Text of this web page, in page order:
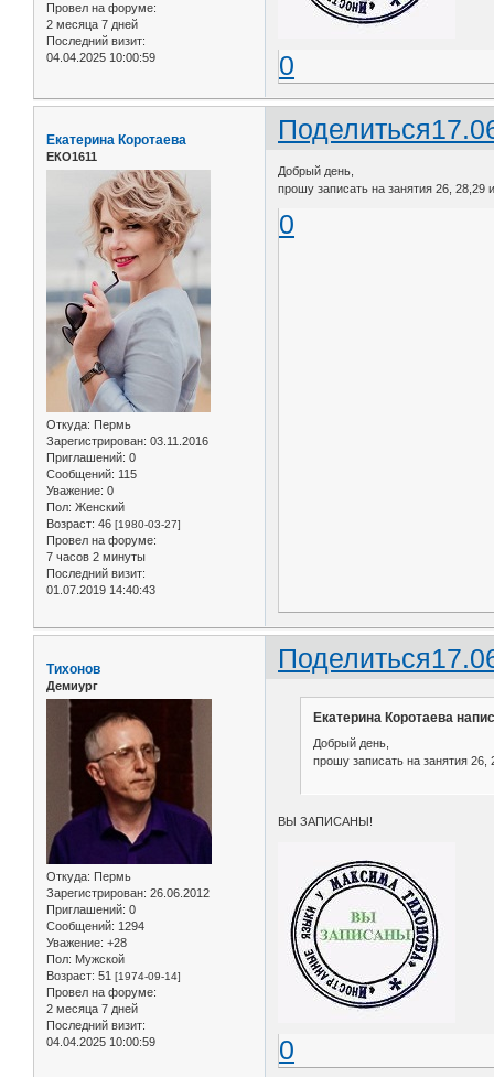
Провел на форуме:
2 месяца 7 дней
Последний визит:
04.04.2025 10:00:59
0
Поделиться
Екатерина Коротаева
ЕКО1611
Откуда: Пермь
Зарегистрирован: 03.11.2016
Приглашений: 0
Сообщений: 115
Уважение: 0
Пол: Женский
Возраст: 46 [1980-03-27]
Провел на форуме:
7 часов 2 минуты
Последний визит:
01.07.2019 14:40:43
Добрый день,
прошу записать на занятия 26, 28,29
0
Поделиться
Тихонов
Демиург
Откуда: Пермь
Зарегистрирован: 26.06.2012
Приглашений: 0
Сообщений: 1294
Уважение: +28
Пол: Мужской
Возраст: 51 [1974-09-14]
Провел на форуме:
2 месяца 7 дней
Последний визит:
04.04.2025 10:00:59
Екатерина Коротаева
Добрый день,
прошу записать на занятия 26,
ВЫ ЗАПИСАНЫ!
0